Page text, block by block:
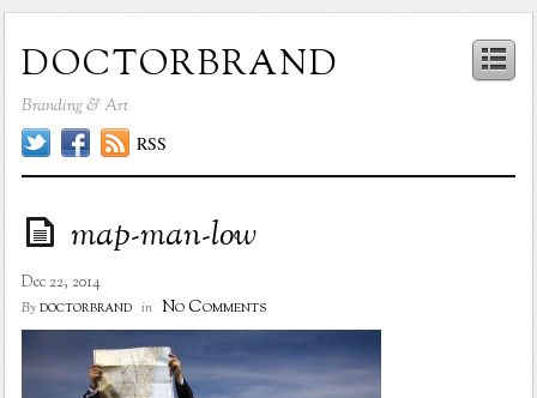
doctorbrand
Branding & Art
RSS
map-man-low
Dec 22, 2014
Bydoctorbrand in No Comments